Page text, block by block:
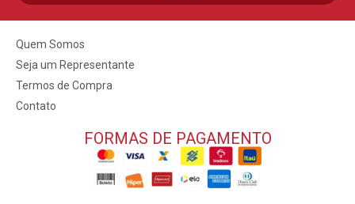
Quem Somos
Seja um Representante
Termos de Compra
Contato
FORMAS DE PAGAMENTO